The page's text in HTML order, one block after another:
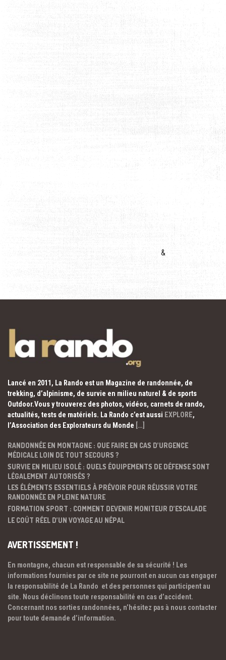
&
Lancé en 2011, La Rando est un Magazine de randonnée, de
trekking, d’alpinisme, de survie en milieu naturel & de sports
Outdoor.Vous y trouverez des photos, vidéos, carnets de rando,
actualités, tests de matériels. La Rando c’est aussi EXPLORE,
l’Association des Explorateurs du Monde […]
RANDONNÉE EN MONTAGNE : QUE FAIRE EN CAS D’URGENCE
MÉDICALE LOIN DE TOUT SECOURS ?
SURVIE EN MILIEU ISOLÉ : QUELS ÉQUIPEMENTS DE DÉFENSE SONT
LÉGALEMENT AUTORISÉS ?
LES ÉLÉMENTS ESSENTIELS À PRÉVOIR POUR RÉUSSIR VOTRE
RANDONNÉE EN PLEINE NATURE
FORMATION SPORT : COMMENT DEVENIR MONITEUR D’ESCALADE
LE COÛT RÉEL D’UN VOYAGE AU NÉPAL
AVERTISSEMENT !
En montagne, chacun est responsable de sa sécurité ! Les
informations fournies par ce site ne pourront en aucun cas engager
la responsabilité de La Rando et des personnes qui participent au
site. Nous déclinons toute responsabilité en cas d’accident.
Concernant nos sorties randonnées, n’hésitez pas à nous contacter
pour toute demande d’information.